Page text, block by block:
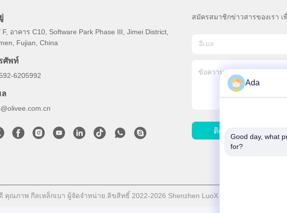
F, อาคาร C10, Software Park Phase III, Jimei District,
Fujian, China
ศัพท์
6205992
ล
สมัครสมาชิกข่าวสารของเรา
ติดต่อเรา
คุณภาพ กีลเหล็กเบา ผู้จัดจําหน่าย.ลิขสิทธิ์ 2022-2026 Shenzhen LuoX Electric Co., Ltd . ทั้ง
Ada
Good day, what
for?